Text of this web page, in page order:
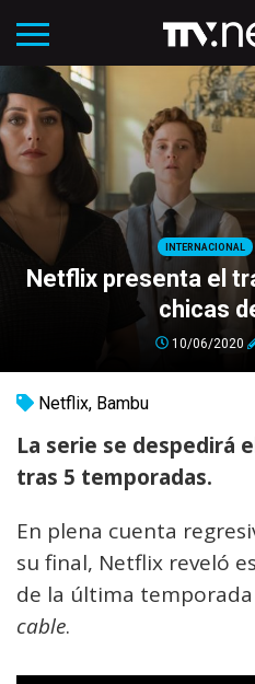
INTERNACIONAL
Netflix presenta el
chicas
10/06/2020
Netflix, Bambu
La serie se despedirá
tras 5 temporadas.
En plena cuenta
su final, Netflix reveló
de la última
cable.